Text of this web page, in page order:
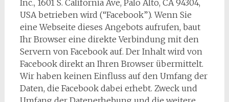
Inc., 1601 S. California Ave, Palo Alto, CA 94304,
USA betrieben wird (“Facebook”). Wenn Sie
eine Webseite dieses Angebots aufrufen, baut
Ihr Browser eine direkte Verbindung mit den
Servern von Facebook auf. Der Inhalt wird von
Facebook direkt an Ihren Browser übermittelt.
Wir haben keinen Einfluss auf den Umfang der
Daten, die Facebook dabei erhebt. Zweck und